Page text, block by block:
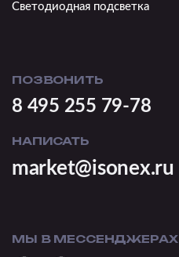
Светодиодная подсветка
ПОЗВОНИТЬ
8 495 255 79-78
НАПИСАТЬ
market@isonex.ru
МЫ В МЕССЕНДЖЕРАХ